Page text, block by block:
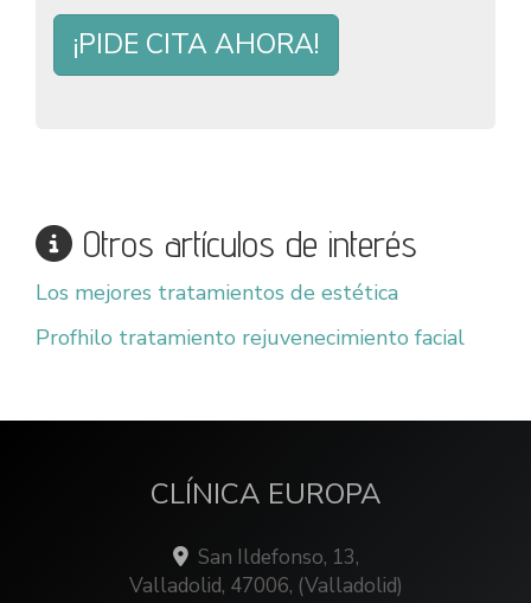
¡PIDE CITA AHORA!
Otros artículos de interés
Los mejores tratamientos de estética
Profhilo tratamiento rejuvenecimiento facial
CLÍNICA EUROPA
San Ildefonso, 13,
Valladolid, 47006, (Valladolid)